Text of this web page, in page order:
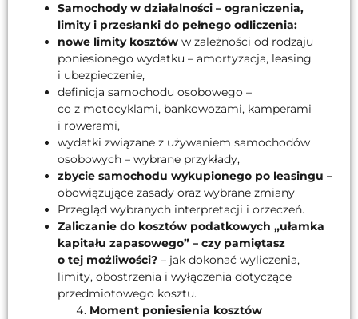
Samochody w działalności – ograniczenia,
limity i przesłanki do pełnego odliczenia:
nowe limity kosztów w zależności od rodzaju
poniesionego wydatku – amortyzacja, leasing
i ubezpieczenie,
definicja samochodu osobowego –
co z motocyklami, bankowozami, kamperami
i rowerami,
wydatki związane z używaniem samochodów
osobowych – wybrane przykłady,
zbycie samochodu wykupionego po leasingu –
obowiązujące zasady oraz wybrane zmiany
Przegląd wybranych interpretacji i orzeczeń.
Zaliczanie do kosztów podatkowych „ułamka
kapitału zapasowego” – czy pamiętasz
o tej możliwości? – jak dokonać wyliczenia,
limity, obostrzenia i wyłączenia dotyczące
przedmiotowego kosztu.
Moment poniesienia kosztów